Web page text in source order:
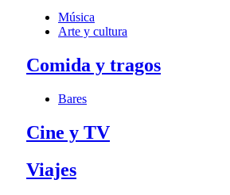
Música
Arte y cultura
Comida y tragos
Bares
Cine y TV
Viajes